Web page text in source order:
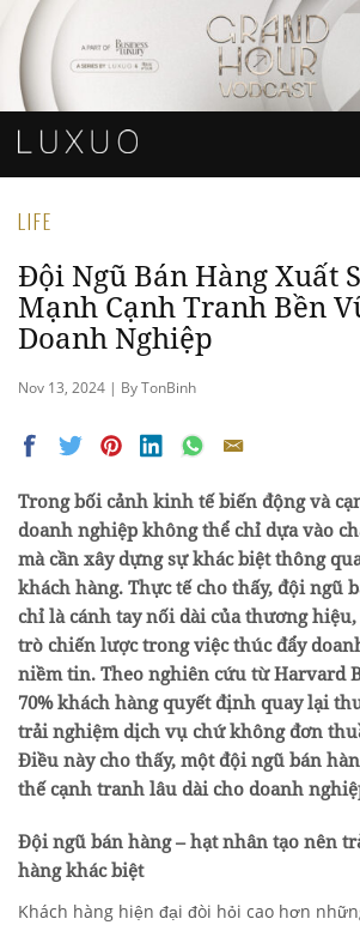
LIFE
Đội Ngũ Bán Hàng Xuất
Mạnh Cạnh Tranh Bền
Doanh Nghiệp
Nov 13, 2024 | By TonBinh
Trong bối cảnh kinh tế biến động và
doanh nghiệp không thể chỉ dựa vào
mà cần xây dựng sự khác biệt thông
khách hàng. Thực tế cho thấy, đội ngũ
chỉ là cánh tay nối dài của thương
trò chiến lược trong việc thúc đẩy
niềm tin. Theo nghiên cứu từ Harvard
70% khách hàng quyết định quay lại
trải nghiệm dịch vụ chứ không đơn
Điều này cho thấy, một đội ngũ bán
thế cạnh tranh lâu dài cho doanh
Đội ngũ bán hàng – hạt nhân tạo nên
hàng khác biệt
Khách hàng hiện đại đòi hỏi cao hơn